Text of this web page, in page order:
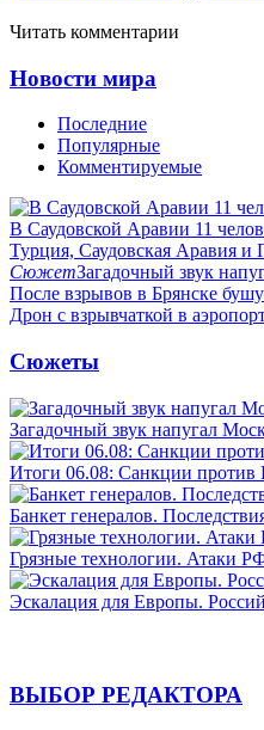
Читать комментарии
Новости мира
Последние
Популярные
Комментируемые
В Саудовской Аравии 11
Турция, Саудовская Аравия и
СюжетЗагадочный звук
После взрывов в Брянске
Дрон с взрывчаткой в
Сюжеты
Загадочный звук напугал
Итоги 06.08: Санкции
Банкет генералов.
Грязные технологии. Атаки
Эскалация для Европы.
ВЫБОР РЕДАКТОРА